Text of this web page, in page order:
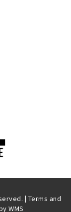
| Terms and
WMS